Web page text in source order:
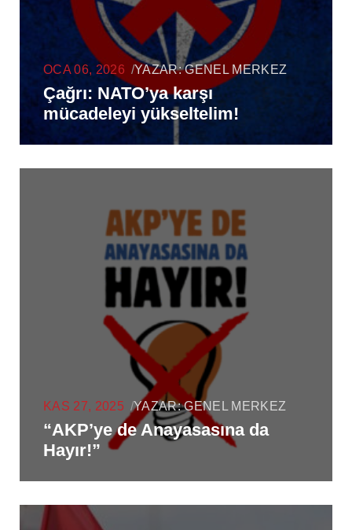
OCA 06, 2026 /YAZAR:GENEL MERKEZ
Çağrı: NATO’ya karşı
mücadeleyi yükseltelim!
KAS 27, 2025 /YAZAR:GENEL MERKEZ
“AKP’ye de Anayasasına da
Hayır!”